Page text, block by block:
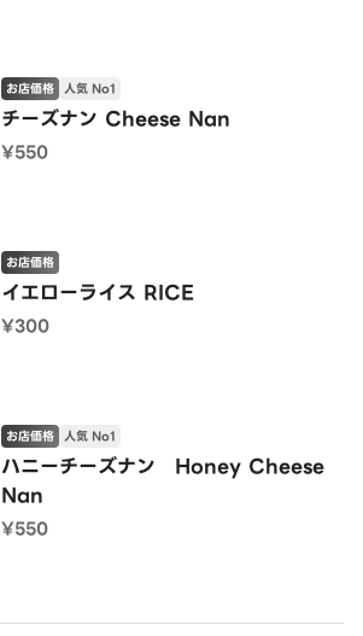
チーズナン Cheese Nan
お店価格 人気 No1
¥550
イエローライス RICE
お店価格
¥300
ハニーチーズナン Honey Cheese
Nan
お店価格 人気 No1
¥550